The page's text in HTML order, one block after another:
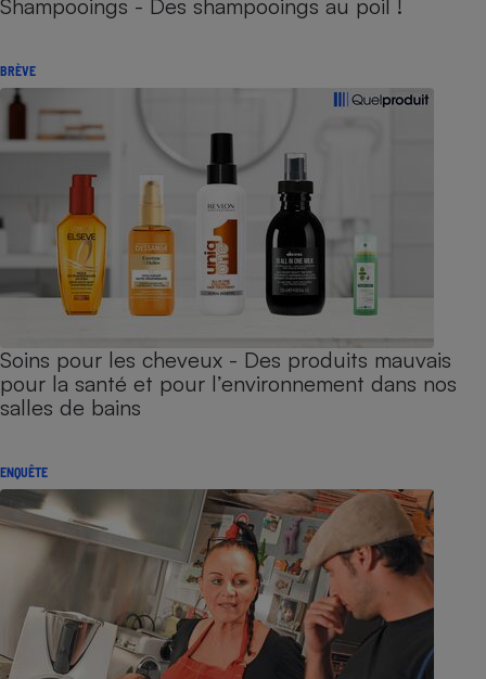
Shampooings - Des shampooings au poil !
BRÈVE
Soins pour les cheveux - Des produits mauvais
pour la santé et pour l’environnement dans nos
salles de bains
ENQUÊTE